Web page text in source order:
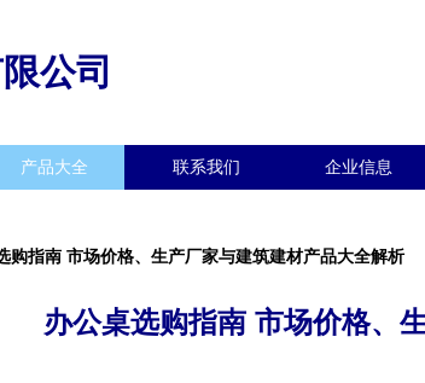
公司
产品大全 联系我们 企业信息
购指南 市场价格、生产厂家与建筑建材产品大全解析
办公桌选购指南 市场价格、